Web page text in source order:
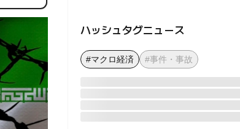
ハッシュタグニュース
#マクロ経済 #事件・事故